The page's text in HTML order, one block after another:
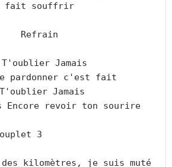
fait souffrir
Refrain
Jamais
3
des kilomètres, je suis muté